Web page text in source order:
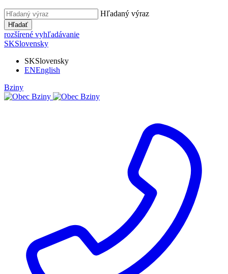
Hľadaný výraz
Hľadať
rozšírené vyhľadávanie
SKSlovensky
SKSlovensky
ENEnglish
Bziny